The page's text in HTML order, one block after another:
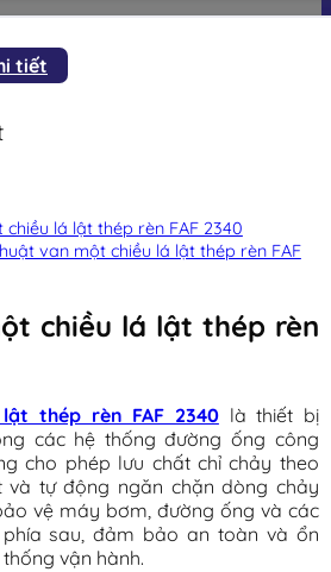
tiết
lá lật thép rèn FAF 2340
van một chiều lá lật thép rèn FAF
chiều lá lật thép rèn
thép rèn FAF 2340là thiết bị
các hệ thống đường ống công
cho phép lưu chất chỉ chảy theo
và tự động ngăn chặn dòng chảy
vệ máy bơm, đường ống và các
sau, đảm bảo an toàn và ổn
vận hành.